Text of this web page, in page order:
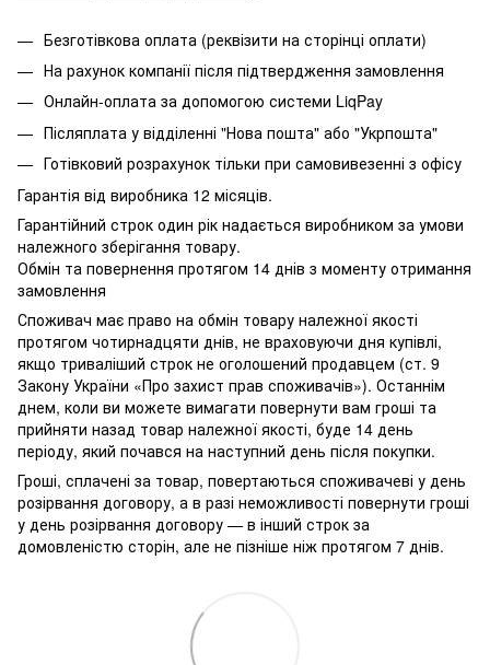
Безготівкова оплата (реквізити на сторінці оплати)
На рахунок компанії після підтвердження замовлення
Онлайн-оплата за допомогою системи LiqPay
Післяплата у відділенні "Нова пошта" або "Укрпошта"
Готівковий розрахунок тільки при самовивезенні з офісу
Гарантія від виробника 12 місяців.
Гарантійний строк один рік надається виробником за умови
належного зберігання товару.
Обмін та повернення протягом 14 днів з моменту отримання
замовлення
Споживач має право на обмін товару належної якості
протягом чотирнадцяти днів, не враховуючи дня купівлі,
якщо триваліший строк не оголошений продавцем (ст. 9
Закону України «Про захист прав споживачів»). Останнім
днем, коли ви можете вимагати повернути вам гроші та
прийняти назад товар належної якості, буде 14 день
періоду, який почався на наступний день після покупки.
Гроші, сплачені за товар, повертаються споживачеві у день
розірвання договору, а в разі неможливості повернути гроші
у день розірвання договору — в інший строк за
домовленістю сторін, але не пізніше ніж протягом 7 днів.